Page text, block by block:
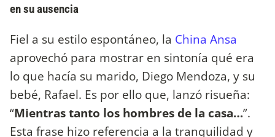
en su ausencia
Fiel a su estilo espontáneo, la China Ansa
aprovechó para mostrar en sintonía qué era
lo que hacía su marido, Diego Mendoza, y su
bebé, Rafael. Es por ello que, lanzó risueña:
“Mientras tanto los hombres de la casa…”.
Esta frase hizo referencia a la tranquilidad y